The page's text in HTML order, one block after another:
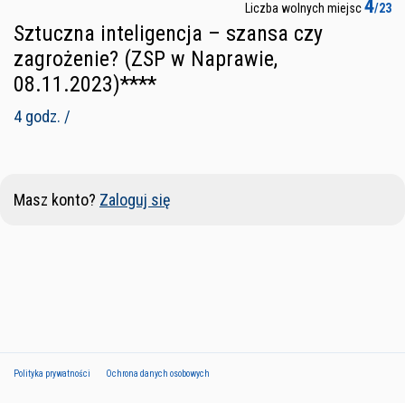
Liczba wolnych miejsc4/23
Sztuczna inteligencja – szansa czy
zagrożenie? (ZSP w Naprawie,
08.11.2023)****
4 godz. /
Masz konto? Zaloguj się
Polityka prywatności Ochrona danych osobowych